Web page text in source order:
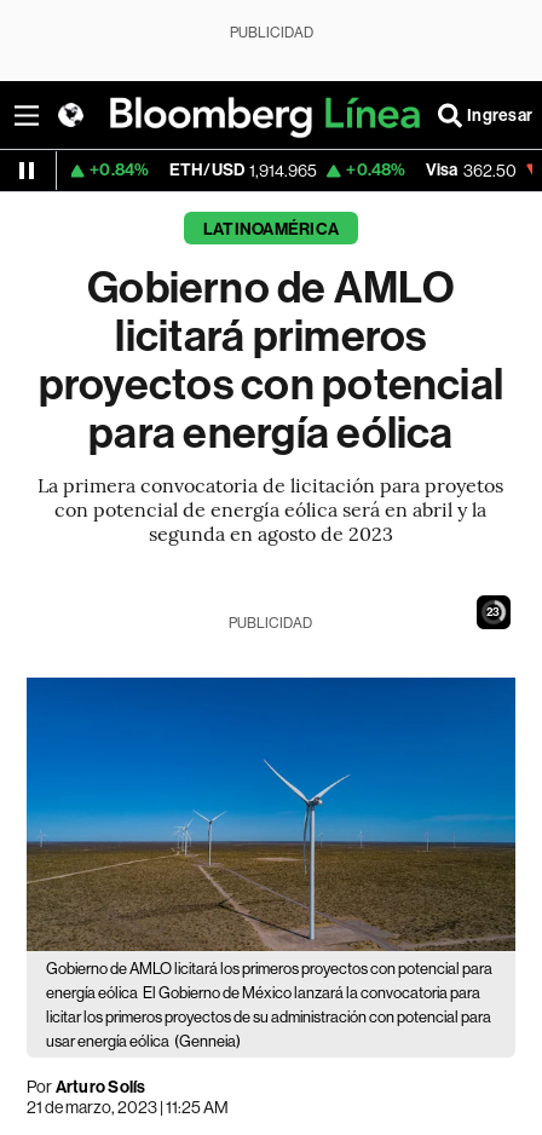
PUBLICIDAD
Ingresar
ETH/USD 1,914.965 +0.48% Visa 362.50 -2.15%
LATINOAMÉRICA
Gobierno de AMLO
licitará primeros
proyectos con potencial
para energía eólica
La primera convocatoria de licitación para proyetos
con potencial de energía eólica será en abril y la
segunda en agosto de 2023
22
PUBLICIDAD
Gobierno de AMLO licitará los primeros proyectos con potencial para
energía eólica El Gobierno de México lanzará la convocatoria para
licitar los primeros proyectos de su administración con potencial para
usar energía eólica (Genneia)
PorArturo Solís
21 de marzo, 2023 | 11:25 AM